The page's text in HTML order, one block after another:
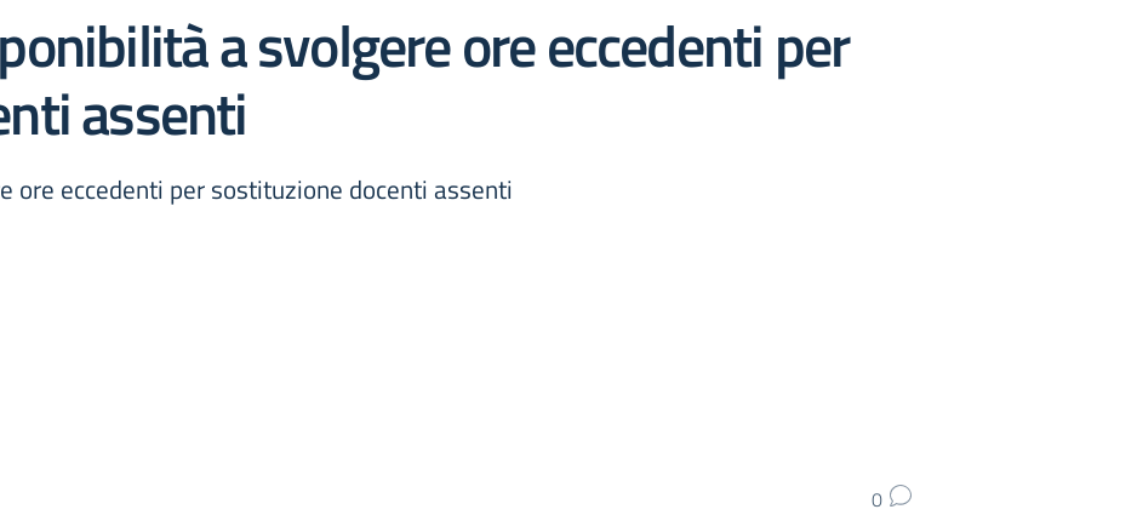
a svolgere ore eccedenti per
assenti
ore eccedenti per sostituzione docenti assenti
0